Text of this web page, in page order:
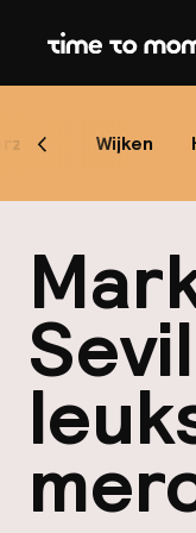
Home
Wijken
Scroll naar links